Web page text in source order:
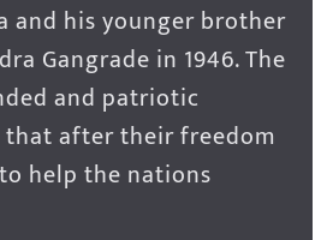
and his younger brother
Gangrade in 1946. The
and patriotic
after their freedom
help the nations